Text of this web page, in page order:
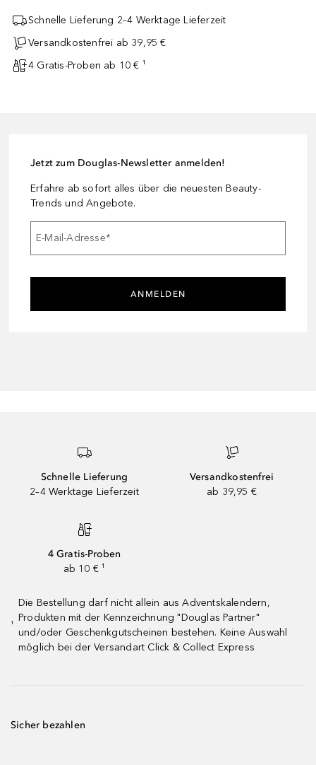
Schnelle Lieferung 2–4 Werktage Lieferzeit
Versandkostenfrei ab 39,95 €
4 Gratis-Proben ab 10 € ¹
Jetzt zum Douglas-Newsletter anmelden!
Erfahre ab sofort alles über die neuesten Beauty-
Trends und Angebote.
E-Mail-Adresse*
ANMELDEN
Schnelle Lieferung
2–4 Werktage Lieferzeit
Versandkostenfrei
ab 39,95 €
4 Gratis-Proben
ab 10 € ¹
¹
Die Bestellung darf nicht allein aus Adventskalendern,
Produkten mit der Kennzeichnung "Douglas Partner"
und/oder Geschenkgutscheinen bestehen. Keine Auswahl
möglich bei der Versandart Click & Collect Express
Sicher bezahlen